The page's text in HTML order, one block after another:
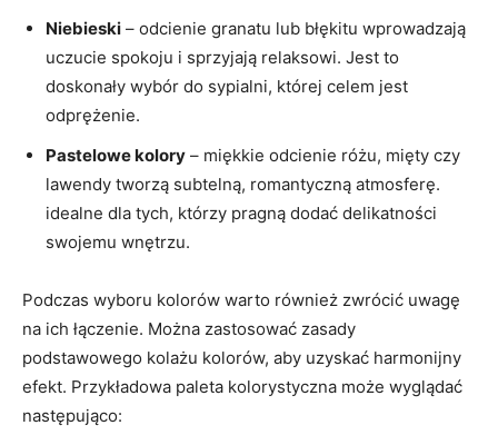
Niebieski – odcienie granatu lub błękitu wprowadzają
uczucie spokoju i sprzyjają relaksowi. Jest to
doskonały wybór do sypialni, której celem jest
odprężenie.
Pastelowe kolory – miękkie odcienie różu, mięty czy
lawendy tworzą subtelną, romantyczną atmosferę.
idealne dla tych, którzy pragną dodać delikatności
swojemu wnętrzu.
Podczas wyboru kolorów warto również zwrócić uwagę
na ich łączenie. Można zastosować zasady
podstawowego kolażu kolorów, aby uzyskać harmonijny
efekt. Przykładowa paleta kolorystyczna może wyglądać
następująco: